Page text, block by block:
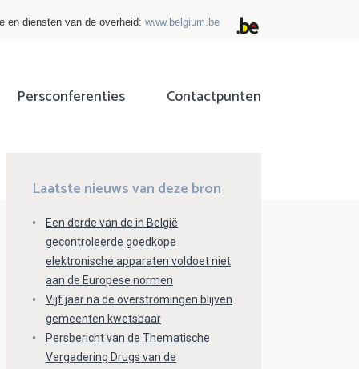
en diensten van de overheid: www.belgium.be
Persconferenties Contactpunten
Laatste nieuws van deze bron
Een derde van de in België
gecontroleerde goedkope
elektronische apparaten voldoet niet
aan de Europese normen
Vijf jaar na de overstromingen blijven
gemeenten kwetsbaar
Persbericht van de Thematische
Vergadering Drugs van de